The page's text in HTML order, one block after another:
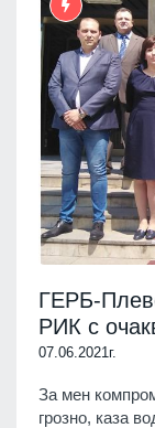
ГЕРБ-
РИК с
07.06.2021г.
За мен
грозно, каза